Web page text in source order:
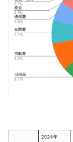
2024年